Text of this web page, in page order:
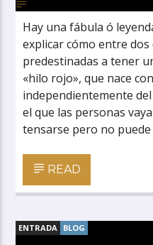
Hay una fábula ó
explicar cómo entre
predestinadas a tener
«hilo rojo», que nace
independientemente
el que las personas
tensarse pero no
READ
ENTRADA BLOG